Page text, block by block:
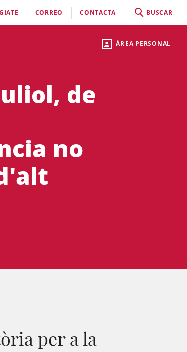
ÁREA PERSONAL
CORREO CONTACTA BUSCAR
de
no
per a la